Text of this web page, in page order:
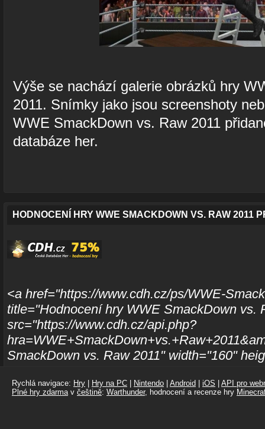
Výše se nachází galerie obrázků hry
2011. Snímky jako jsou screenshoty
WWE SmackDown vs. Raw 2011
databáze her.
HODNOCENÍ HRY WWE SMACKDOWN VS. RAW 2011
<a href="https://www.cdh.cz/ps/WWE-
title="Hodnocení hry WWE SmackDown vs.
src="https://www.cdh.cz/api.php?
SmackDown vs. Raw 2011" width="160"
Rychlá navigace: Hry Hry na PC Nintendo Android iOS
API pro
Plné hry zdarmav češtině: Warthunder, hodnocení a recenze hry